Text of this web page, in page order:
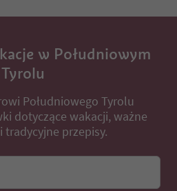
w Południowym
Tyrolu
Południowego Tyrolu
dotyczące wakacji, ważne
tradycyjne przepisy.